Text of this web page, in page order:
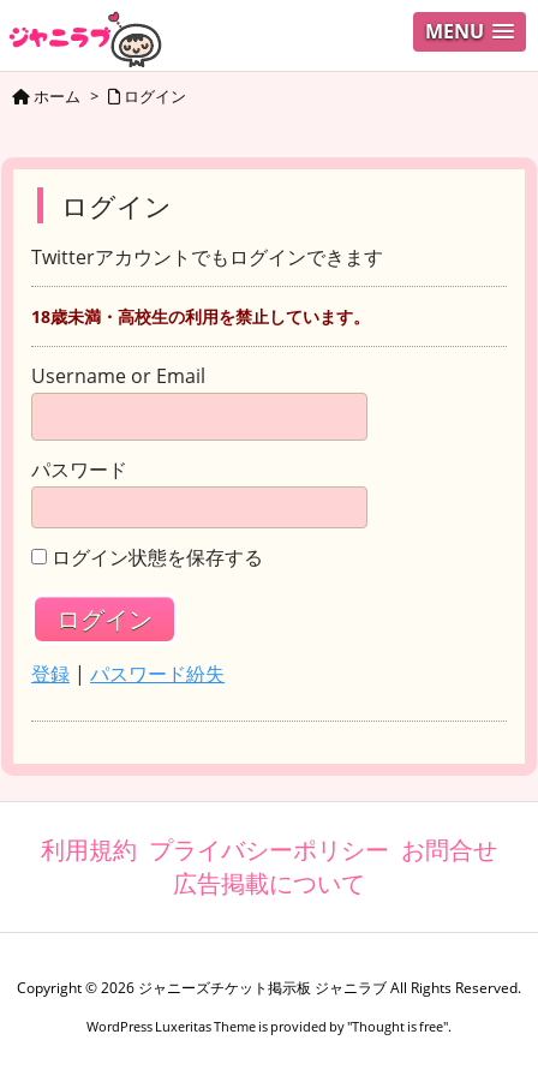
MENU
ホーム > ログイン
ログイン
Twitterアカウントでもログインできます
18歳未満・高校生の利用を禁止しています。
Username or Email
パスワード
ログイン状態を保存する
登録 | パスワード紛失
利用規約 プライバシーポリシー お問合せ
広告掲載について
Copyright ©2026 ジャニーズチケット掲示板 ジャニラブAll Rights Reserved.
WordPress Luxeritas Theme is provided by "Thought is free".